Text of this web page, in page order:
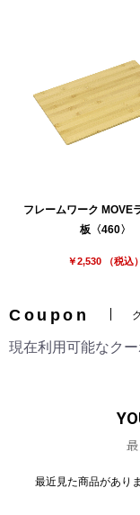
お買い
フレームワーク MOVE
板〈460〉
￥2,530 （税込）
Coupon
現在利用可能なク
最近見た商品があり